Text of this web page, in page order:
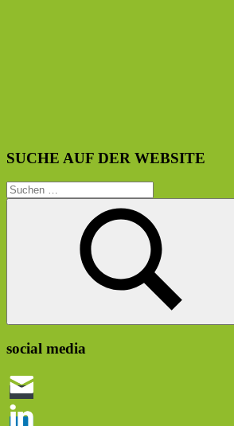
SUCHE AUF DER WEBSITE
Suchen
nach:
Suchen
social media